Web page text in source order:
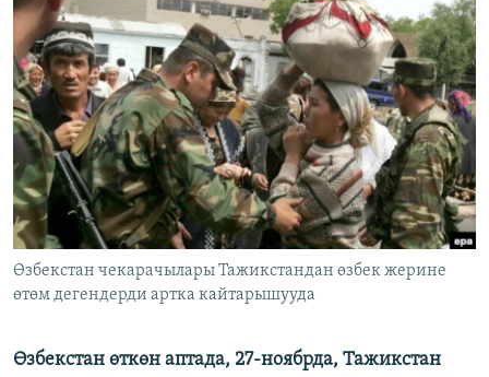
ЭЖЕ-СИҢДИЛЕР
АЗАТТЫК+
ЫҢГАЙСЫЗ СУРООЛОР
ОНЛАЙН ШЕРИНЕ
ЭЕ/АРнун бардык сайттары
Өзбекстан чекарачылары Тажикстандан өзбек жерине
өтөм дегендерди артка кайтарышууда
Өзбекстан өткөн аптада, 27-ноябрда, Тажикстан